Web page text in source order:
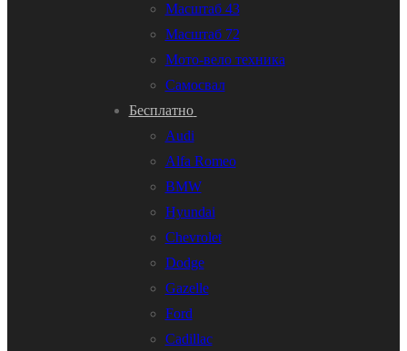
Масштаб 43
Масштаб 72
Мото-вело техника
Самосвал
Бесплатно
Audi
Alfa Romeo
BMW
Hyundai
Chevrolet
Dodge
Gazelle
Ford
Cadillac